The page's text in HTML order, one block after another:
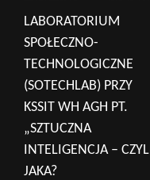
LABORATORIUM
SPOŁECZNO-
TECHNOLOGICZNE
(SOTECHLAB) PRZY
KSSIT WH AGH PT.
„SZTUCZNA
INTELIGENCJA – CZYLI
JAKA?